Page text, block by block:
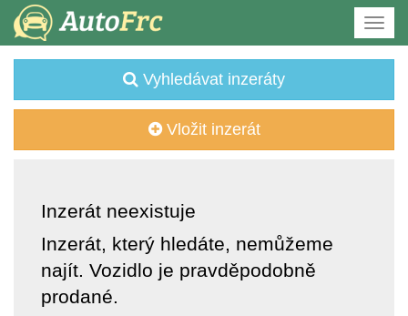
Vyhledávat inzeráty
Vložit inzerát
Inzerát neexistuje
Inzerát, který hledáte, nemůžeme
najít. Vozidlo je pravděpodobně
prodané.